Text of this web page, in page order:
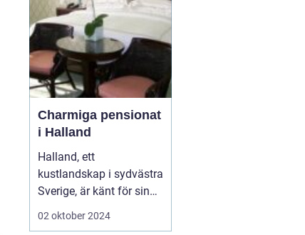
Charmiga pensionat
i Halland
Halland, ett
kustlandskap i sydvästra
Sverige, är känt för sin
vackra natur, långa
02 oktober 2024